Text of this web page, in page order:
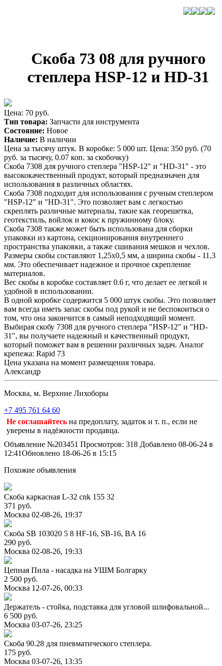
Скоба 73 08 для ручного
степлера HSP-12 и HD-31
Цена: 70 руб.
Тип товара: Запчасти для инструмента
Состояние: Новое
Наличие: В наличии
Цена за тысячу штук. В коробке: 5 000 шт. Цена: 350 руб. (70
руб. за тысячу, 0.07 коп. за скобочку)
Скоба 7308 для ручного степлера "HSP-12" и "HD-31" - это
высококачественный продукт, который предназначен для
использования в различных областях.
Скоба 7308 подходит для использования с ручным степлером
"HSP-12" и "HD-31". Это позволяет вам с легкостью
скреплять различные материалы, такие как георешетка,
геотекстиль, войлок и кокос к пружинному блоку.
Скоба 7308 также может быть использована для сборки
упаковки из картона, секционирования внутреннего
пространства упаковки, а также сшивания мешков и чехлов.
Размеры скобы составляют 1,25х0,5 мм, а ширина скобы - 11,3
мм. Это обеспечивает надежное и прочное скрепление
материалов.
Вес скобы в коробке составляет 0.6 г, что делает ее легкой и
удобной в использовании.
В одной коробке содержится 5 000 штук скобы. Это позволяет
вам всегда иметь запас скобы под рукой и не беспокоиться о
том, что она закончится в самый неподходящий момент.
Выбирая скобу 7308 для ручного степлера "HSP-12" и "HD-
31", вы получаете надежный и качественный продукт,
который поможет вам в решении различных задач. Аналог
крепежа: Rapid 73
Цена указана на момент размещения товара.
Александр
Москва, м. Верхние Лихоборы
+7 495 761 64 60
Не соглашайтесь на предоплату, задаток и т. п., если не
уверены в надёжности продавца.
Объявление №203451 Просмотров: 318 Добавлено 08-06-24 в
12:41Обновлено 18-06-26 в 15:15
Похожие объявления
Скоба каркасная L-32 cnk 155 32
371 руб.
Москва 02-08-26, 19:37
Скоба SB 103020 5 8 HF-16, SB-16, BA 16
290 руб.
Москва 02-08-26, 19:33
Цепная Пила - насадка на УШМ Болгарку
2 500 руб.
Москва 12-07-26, 00:33
Держатель - стойка, подставка для угловой шлифовальной...
6 500 руб.
Москва 03-07-26, 23:25
Скоба 90.28 для пневматического степлера.
175 руб.
Москва 03-07-26, 13:35